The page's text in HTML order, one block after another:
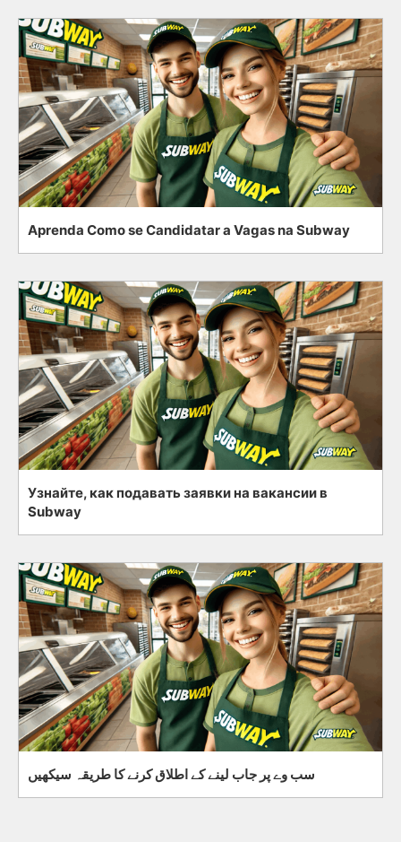
Aprenda Como se Candidatar a Vagas na Subway
Узнайте, как подавать заявки на вакансии в
Subway
سب وے پر جاب لینے کے اطلاق کرنے کا طریقہ سیکھیں